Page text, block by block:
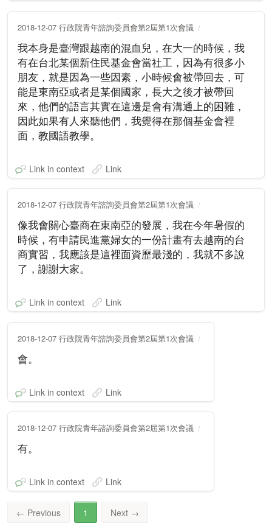
2018-12-07 行政院青年諮詢委員會第2屆第1次會議
我本身是臺灣跟越南的混血兒，在大一的時候，我
有在台北某個新住民基金會當社工，因為有很多小
朋友，就是因為一些因素，小時候會被帶回去，可
能是東南亞或者是某個國家，長大之後才被帶回
來，他們的語言其實在這邊是會有溝通上的困難，
因此如果有人來聽他們，我覺得在那個基金會裡
面，教國語教學。
Link in context Link
2018-12-07 行政院青年諮詢委員會第2屆第1次會議
像我會關心臺商在東南亞的發展，我在今年暑假的
時候，有申請民進黨婦女的一份計畫有去越南的台
商實習，我應該是這裡面資歷最淺的，我就不多說
了，謝謝大家。
Link in context Link
2018-12-07 行政院青年諮詢委員會第2屆第1次會議
會。
Link in context Link
2018-12-07 行政院青年諮詢委員會第2屆第1次會議
有。
Link in context Link
← Previous 1 Next →